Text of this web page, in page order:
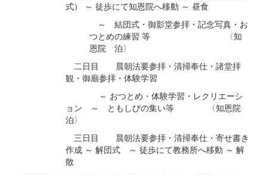
式） ～ 徒歩にて知恩院へ移動 ～ 昼食
～ 結団式・御影堂参拝・記念写真・お
つとめの練習 等 〈知
恩院 泊〉
二日目 晨朝法要参拝・清掃奉仕・諸堂拝
観・御廟参拝・体験学習
～ おつとめ・体験学習・レクリエーシ
ョン ～ ともしびの集い等 〈知恩院
泊〉
三日目 晨朝法要参拝・清掃奉仕・寄せ書き
作成 ～ 解団式 ～ 徒歩にて教務所へ移動 ～ 解
散